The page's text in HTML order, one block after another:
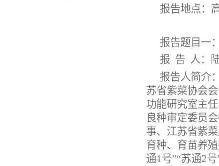
报告地点：
报告题目一
报 告 人：
报告人简介
苏省紫菜协会
功能研究室主
良种审定委员
事、江苏省紫
育种、育苗养
通1号”“苏通2